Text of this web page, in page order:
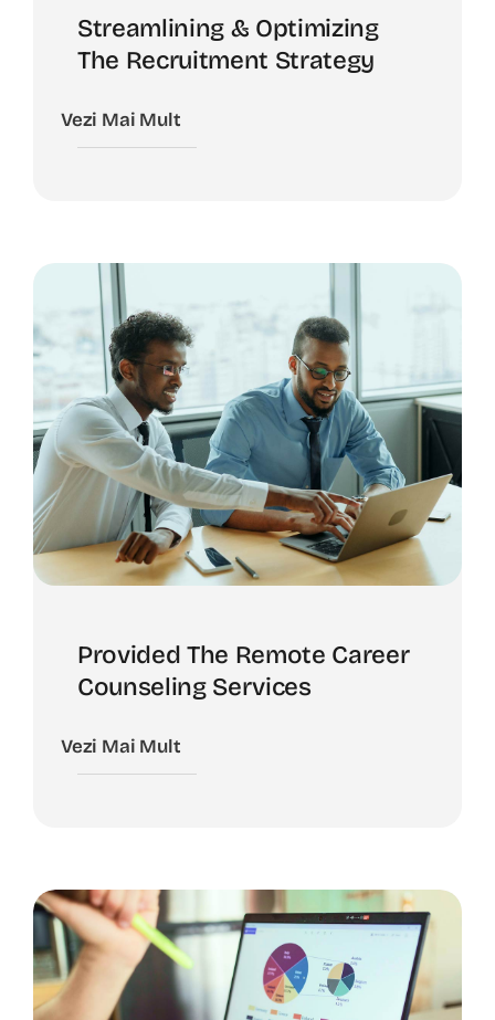
Streamlining & Optimizing
The Recruitment Strategy
Vezi Mai Mult
Provided The Remote Career
Counseling Services
Vezi Mai Mult